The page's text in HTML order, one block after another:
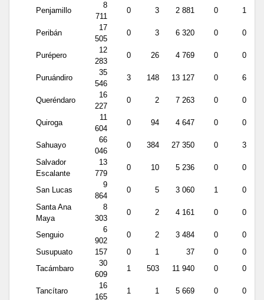
Penjamillo
8
711
0 3 2 881 0 1
Peribán
17
505
0 3 6 320 0 0
Purépero
12
283
0 26 4 769 0 0
Puruándiro
35
546
3 148 13 127 0 6
Queréndaro
16
227
0 2 7 263 0 0
Quiroga
11
604
0 94 4 647 0 0
Sahuayo
66
046
0 384 27 350 0
3
Salvador
Escalante
13
779
0 10 5 236 0 0
San Lucas
9
864
0 5 3 060 1
0
Santa Ana
Maya
8
303
0 2 4 161 0 0
Senguio
6
902
0 2 3 484 0
0
Susupuato
157 0 1 37 0
0
Tacámbaro
30
609
1 503 11 940 0 0
Tancítaro
16
165
1 1 5 669 0 0